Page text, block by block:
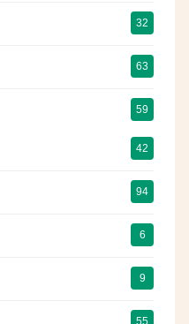
32
63
59
42
94
6
9
55